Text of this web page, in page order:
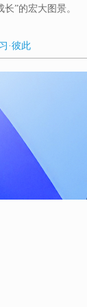
”的宏大图景。
·彼此